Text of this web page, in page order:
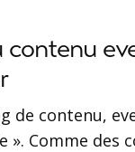
contenu
de contenu,
». Comme des